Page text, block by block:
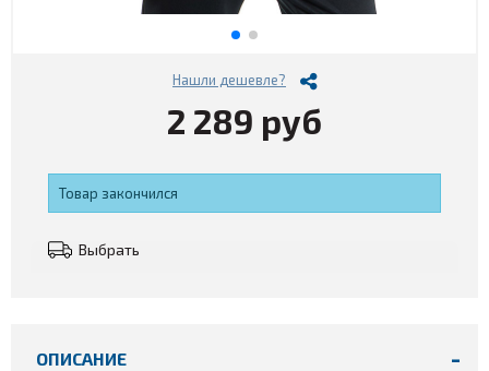
Нашли дешевле?
2 289 руб
Товар закончился
Выбрать
ОПИСАНИЕ